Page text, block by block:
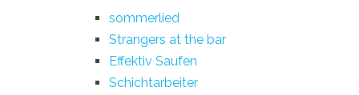
sommerlied
Strangers at the bar
Effektiv Saufen
Schichtarbeiter